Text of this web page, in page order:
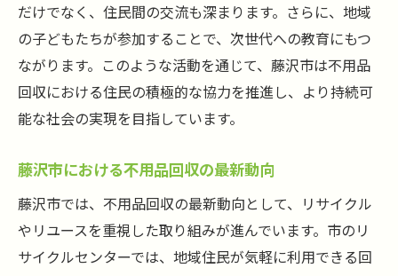
だけでなく、住民間の交流も深まります。さらに、地域
の子どもたちが参加することで、次世代への教育にもつ
ながります。このような活動を通じて、藤沢市は不用品
回収における住民の積極的な協力を推進し、より持続可
能な社会の実現を目指しています。
藤沢市における不用品回収の最新動向
藤沢市では、不用品回収の最新動向として、リサイクル
やリユースを重視した取り組みが進んでいます。市のリ
サイクルセンターでは、地域住民が気軽に利用できる回